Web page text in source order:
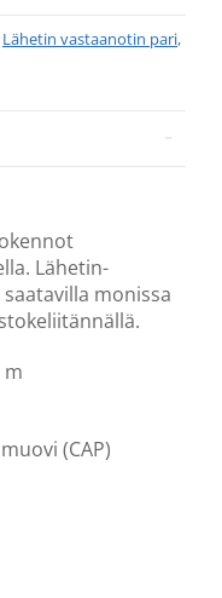
Lähetin vastaanotin pari,
Lähetin-
monissa
m
(CAP)